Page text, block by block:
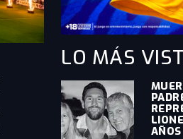
LO MÁS
AÑOS